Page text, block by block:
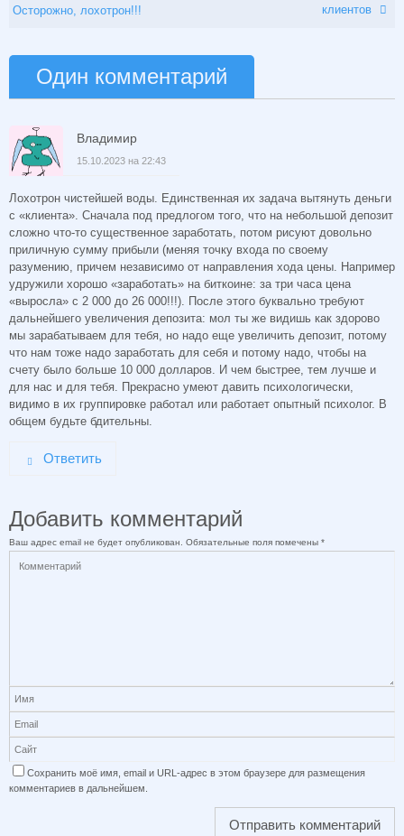
Осторожно, лохотрон!!!
клиентов
Один комментарий
Владимир
15.10.2023 на 22:43
Лохотрон чистейшей воды. Единственная их задача вытянуть деньги
с «клиента». Сначала под предлогом того, что на небольшой депозит
сложно что-то существенное заработать, потом рисуют довольно
приличную сумму прибыли (меняя точку входа по своему
разумению, причем независимо от направления хода цены. Например
удружили хорошо «заработать» на биткоине: за три часа цена
«выросла» с 2 000 до 26 000!!!). После этого буквально требуют
дальнейшего увеличения депозита: мол ты же видишь как здорово
мы зарабатываем для тебя, но надо еще увеличить депозит, потому
что нам тоже надо заработать для себя и потому надо, чтобы на
счету было больше 10 000 долларов. И чем быстрее, тем лучше и
для нас и для тебя. Прекрасно умеют давить психологически,
видимо в их группировке работал или работает опытный психолог. В
общем будьте бдительны.
Ответить
Добавить комментарий
Ваш адрес email не будет опубликован. Обязательные поля помечены *
Сохранить моё имя, email и URL-адрес в этом браузере для размещения
комментариев в дальнейшем.